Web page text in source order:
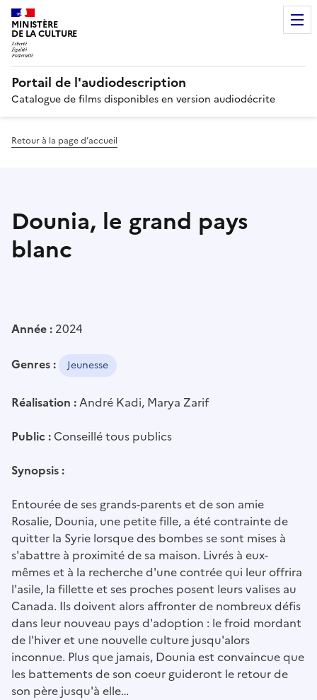
MINISTÈRE
DE LA CULTURE
Portail de l'audiodescription
Catalogue de films disponibles en version audiodécrite
Retour à la page d’accueil
Dounia, le grand pays
blanc
Année : 2024
Genres : Jeunesse
Réalisation :André Kadi, Marya Zarif
Public : Conseillé tous publics
Synopsis :
Entourée de ses grands-parents et de son amie
Rosalie, Dounia, une petite fille, a été contrainte de
quitter la Syrie lorsque des bombes se sont mises à
s'abattre à proximité de sa maison. Livrés à eux-
mêmes et à la recherche d'une contrée qui leur offrira
l'asile, la fillette et ses proches posent leurs valises au
Canada. Ils doivent alors affronter de nombreux défis
dans leur nouveau pays d'adoption : le froid mordant
de l'hiver et une nouvelle culture jusqu'alors
inconnue. Plus que jamais, Dounia est convaincue que
les battements de son coeur guideront le retour de
son père jusqu'à elle…